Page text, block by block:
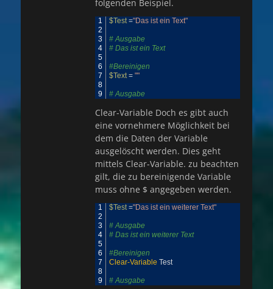
folgenden Beispiel.
1
2
3
4
5
6
7
8
9
$Test ="Das ist ein Text"
# Ausgabe
# Das ist ein Text
#Bereinigen
$Text = ""
# Ausgabe
Clear-Variable Doch es gibt auch
eine vornehmere Möglichkeit bei
dem die Daten der Variable
ausgelöscht werden. Dies geht
mittels Clear-Variable. zu beachten
gilt, die zu bereinigende Variable
muss ohne $ angegeben werden.
1
2
3
4
5
6
7
8
9
$Test ="Das ist ein weiterer Text"
# Ausgabe
# Das ist ein weiterer Text
#Bereinigen
Clear-Variable Test
# Ausgabe